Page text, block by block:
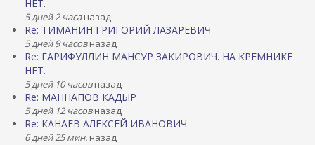
НЕТ.
5 дней 2 часаназад
Re: ТИМАНИН ГРИГОРИЙ ЛАЗАРЕВИЧ
5 дней 9 часовназад
Re: ГАРИФУЛЛИН МАНСУР ЗАКИРОВИЧ. НА КРЕМНИКЕ
НЕТ.
5 дней 10 часовназад
Re: МАННАПОВ КАДЫР
5 дней 12 часовназад
Re: КАНАЕВ АЛЕКСЕЙ ИВАНОВИЧ
6 дней 25 мин. назад